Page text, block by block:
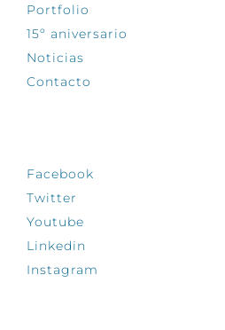
Portfolio
15º aniversario
Noticias
Contacto
Facebook
Twitter
Youtube
Linkedin
Instagram